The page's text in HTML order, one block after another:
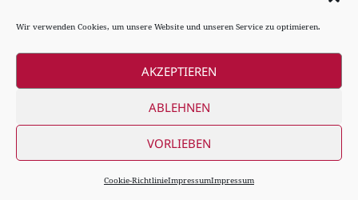
Wir verwenden Cookies, um unsere Website und unseren Service zu optimieren.
AKZEPTIEREN
ABLEHNEN
VORLIEBEN
Cookie-RichtlinieImpressumImpressum